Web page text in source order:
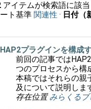
アイテムが検索語に該
ト基準 関連性 · 日付（
HAP2プラグインを構成
前回の記事では
つのプロセスから構
本稿ではそれらの親
及について説明しま
存在位置 みらくる